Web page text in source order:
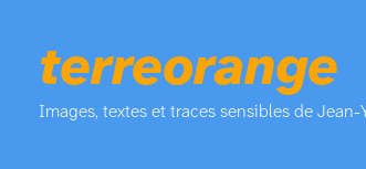
terreorange
Images, textes et traces sensibles de Jean-